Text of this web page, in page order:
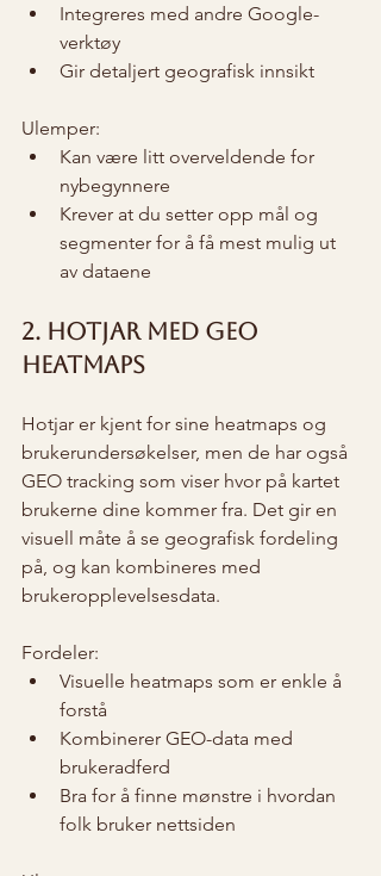
Integreres med andre Google-
verktøy
Gir detaljert geografisk innsikt
Ulemper:
Kan være litt overveldende for
nybegynnere
Krever at du setter opp mål og
segmenter for å få mest mulig ut
av dataene
2. Hotjar med GEO
heatmaps
Hotjar er kjent for sine heatmaps og
brukerundersøkelser, men de har også
GEO tracking som viser hvor på kartet
brukerne dine kommer fra. Det gir en
visuell måte å se geografisk fordeling
på, og kan kombineres med
brukeropplevelsesdata.
Fordeler:
Visuelle heatmaps som er enkle å
forstå
Kombinerer GEO-data med
brukeradferd
Bra for å finne mønstre i hvordan
folk bruker nettsiden